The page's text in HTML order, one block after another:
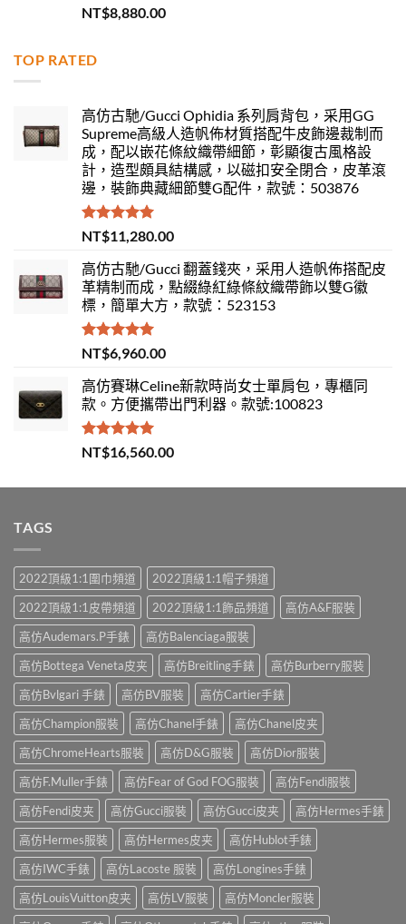
評分 5.00
滿分 5
NT$8,880.00
TOP RATED
高仿古馳/Gucci Ophidia 系列肩背包，采用GG
Supreme高級人造帆佈材質搭配牛皮飾邊裁制而
成，配以嵌花條紋織帶細節，彰顯復古風格設
計，造型頗具結構感，以磁扣安全閉合，皮革滾
邊，裝飾典藏細節雙G配件，款號：503876
評分5.00
滿分 5
NT$11,280.00
高仿古馳/Gucci 翻蓋錢夾，采用人造帆佈搭配皮
革精制而成，點綴綠紅綠條紋織帶飾以雙G徽
標，簡單大方，款號：523153
評分 5.00
滿分 5
NT$6,960.00
高仿賽琳Celine新款時尚女士單肩包，專櫃同
款。方便攜帶出門利器。款號:100823
評分5.00
滿分 5
NT$16,560.00
TAGS
2022頂級1:1圍巾頻道
2022頂級1:1帽子頻道
2022頂級1:1皮帶頻道
2022頂級1:1飾品頻道
高仿A&F服裝
高仿Audemars.P手錶
高仿Balenciaga服裝
高仿Bottega Veneta皮夹
高仿Breitling手錶
高仿Burberry服裝
高仿Bvlgari 手錶
高仿BV服裝
高仿Cartier手錶
高仿Champion服裝
高仿Chanel手錶
高仿Chanel皮夹
高仿ChromeHearts服裝
高仿D&G服裝
高仿Dior服裝
高仿F.Muller手錶
高仿Fear of God FOG服裝
高仿Fendi服裝
高仿Fendi皮夹
高仿Gucci服裝 高仿Gucci皮夹
高仿Hermes手錶
高仿Hermes服裝
高仿Hermes皮夹
高仿Hublot手錶
高仿IWC手錶
高仿Lacoste 服裝
高仿Longines手錶
高仿LouisVuitton皮夹
高仿LV服裝
高仿Moncler服裝